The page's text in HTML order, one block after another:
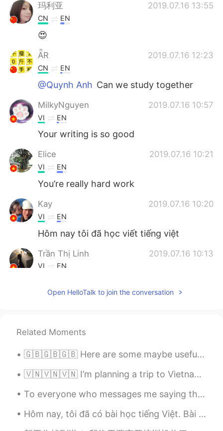
玛利亚 2019.07.16 13:55
CN EN
😍
AR 2019.07.16 12:23
CN EN
@Quynh Anh Can we study together
MilkyNguyen 2019.07.16 10:57
VI EN
Your writing is so good
Elice 2019.07.16 10:21
VI EN
You’re really hard work
Kay 2019.07.16 10:20
VI EN
Hôm nay tôi đã học viết tiếng việt
Trần Thị Linh 2019.07.16 10:13
VI EN
Fighting bro 🤗🤗
Huyền Vũ Ngọc 2019.07.16 09:53
I like it 😌😌😌😌😌
Teddy 2019.07.16 09:50
VI EN
Open HelloTalk to join the conversation
Related Moments
🇬🇧🇬🇧🇬🇧 Here are some maybe useful phrases in English: - Can’t beat = it’s the best: “You can’t be...
🇻🇳🇻🇳🇻🇳 I’m planning a trip to Vietnam later this year, so I would like to start learning Vietname...
To everyone who messages me saying they like the “British accent,” please realise that there are ...
Hôm nay, tôi đã có bài học tiếng Việt. Bài học đấy thú vị lắm. Chúng tôi đã học số to (1000/10,00...